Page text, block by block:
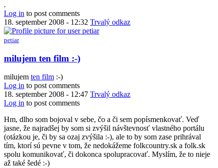
Vystupenie
by
Anonymný
(bez
overenia)
.
Log in to post comments
18. september 2008 - 12:32 Trvalý odkaz
petiar
In
reply
moje
meno
je
Nikto
by
7110156064
milujem ten film :-)
milujem ten film :-)
Log in to post comments
18. september 2008 - 12:47 Trvalý odkaz
Log in to post comments
Hm, dlho som bojoval v sebe, čo a či sem popísmenkovať. Veď
jasne, že najradšej by som si zvýšil návštevnosť vlastného portálu
(otázkou je, či by sa ozaj zvýšila :-), ale to by som zase prihrával
tím, ktorí sú pevne v tom, že nedokážeme folkcountry.sk a folk.sk
spolu komunikovať, či dokonca spolupracovať. Myslím, že to nieje
až také šedé :-)